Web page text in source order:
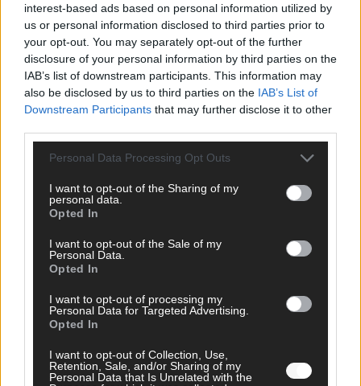
interest-based ads based on personal information utilized by
us or personal information disclosed to third parties prior to
your opt-out. You may separately opt-out of the further
disclosure of your personal information by third parties on the
IAB’s list of downstream participants. This information may
also be disclosed by us to third parties on the IAB’s List of
Downstream Participants that may further disclose it to other
Personal Data Processing Opt Outs
I want to opt-out of the Sharing of my
personal data.
Opted In
I want to opt-out of the Sale of my
Personal Data.
Opted In
I want to opt-out of processing my
Personal Data for Targeted Advertising.
Opted In
I want to opt-out of Collection, Use,
Retention, Sale, and/or Sharing of my
Personal Data that Is Unrelated with the
DARA gewinnt verdient, Israel beunruhigend –
unser Kommentar zum ESC 2026
KOMMENTAR
Mai 2026
KOMMENTAR
aufgestiegen – alle 25 Acts im Kurzcheck
Mai 2026
KOMMENTAR
JJ hat den Abend gerettet – der Rest des ESC-Halbfinales
war solide, aber kein Feuerwerk
Mai 2026
ESC-Halbfinale 2: Das sagen die Wettquoten – vier sicher,